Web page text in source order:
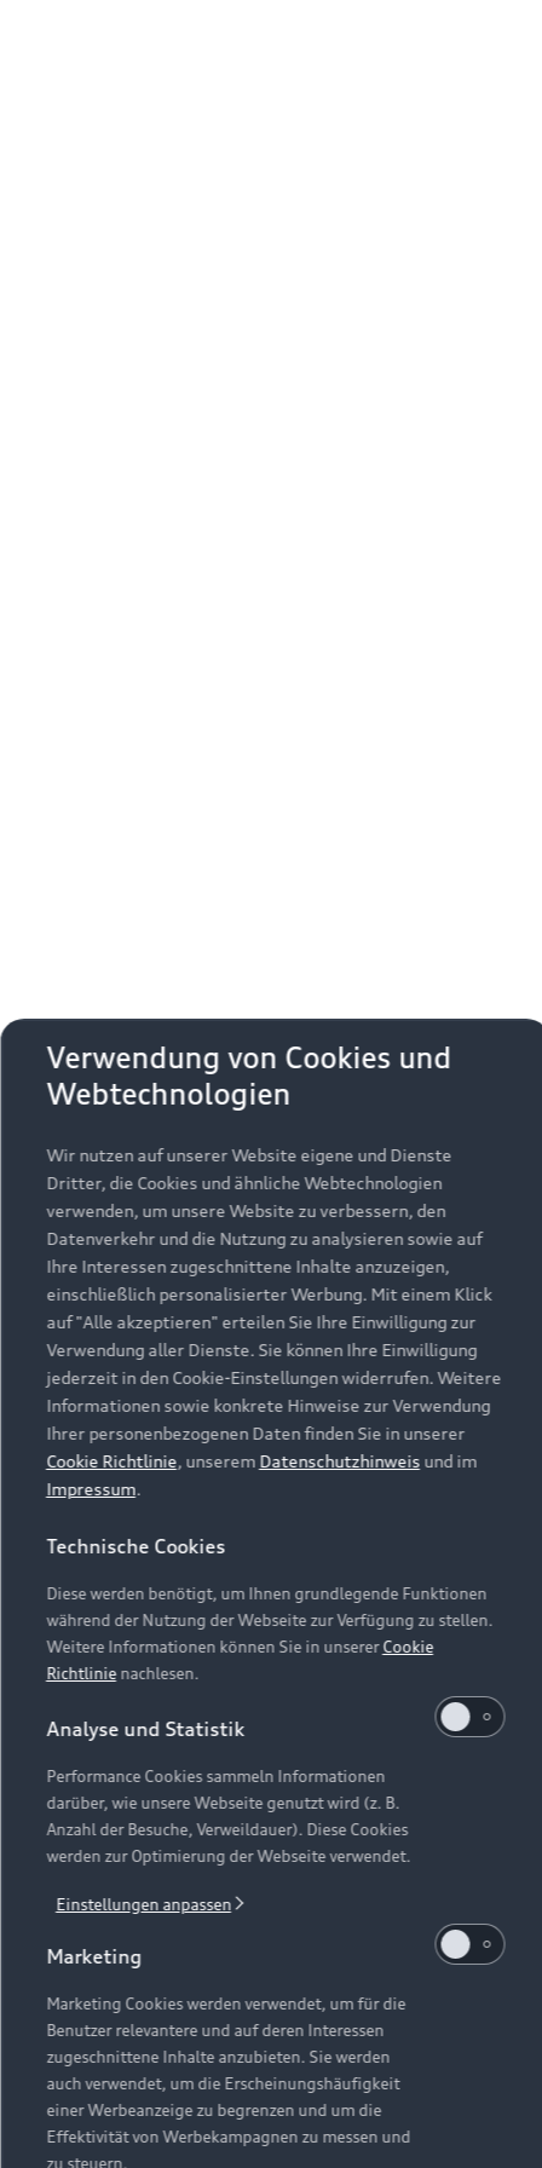
Verwendung von Cookies und
Webtechnologien
Wir nutzen auf unserer Website eigene und Dienste
Dritter, die Cookies und ähnliche Webtechnologien
verwenden, um unsere Website zu verbessern, den
Datenverkehr und die Nutzung zu analysieren sowie auf
Ihre Interessen zugeschnittene Inhalte anzuzeigen,
einschließlich personalisierter Werbung. Mit einem Klick
auf "Alle akzeptieren" erteilen Sie Ihre Einwilligung zur
Verwendung aller Dienste. Sie können Ihre Einwilligung
jederzeit in den Cookie-Einstellungen widerrufen. Weitere
Informationen sowie konkrete Hinweise zur Verwendung
Ihrer personenbezogenen Daten finden Sie in unserer
Cookie Richtlinie, unserem Datenschutzhinweis und im
Impressum.
Technische Cookies
Diese werden benötigt, um Ihnen grundlegende Funktionen
während der Nutzung der Webseite zur Verfügung zu stellen.
Weitere Informationen können Sie in unsererCookie
Richtlinienachlesen.
Analyse und Statistik
Performance Cookies sammeln Informationen
darüber, wie unsere Webseite genutzt wird (z. B.
Anzahl der Besuche, Verweildauer). Diese Cookies
werden zur Optimierung der Webseite verwendet.
Einstellungen anpassen
Marketing
Marketing Cookies werden verwendet, um für die
Benutzer relevantere und auf deren Interessen
zugeschnittene Inhalte anzubieten. Sie werden
auch verwendet, um die Erscheinungshäufigkeit
einer Werbeanzeige zu begrenzen und um die
Effektivität von Werbekampagnen zu messen und
zu steuern.